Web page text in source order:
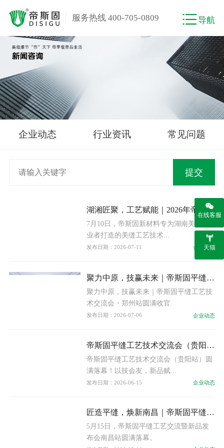
服务热线 400-705-0809 导航
企业动态 行业资讯 常见问题
湖湘匠聚，工艺赋能｜2026年帝斯固美缝工艺技术交流会（长沙站）成功举办！
7月10日，帝斯固新材料专为湖南美缝从
业者打造的美缝工艺技术...
发布日期：2026-07-11 企业动态
聚力中原，技赢未来｜帝斯固平缝工艺技术交流会・郑州站圆满收官
聚力中原，技赢未来｜帝斯固平缝工艺技
术交流会・郑州站圆满收官
发布日期：2026-07-06 企业动态
帝斯固平缝工艺技术交流会（贵阳站）圆满落幕！以技会友，新品赋能
帝斯固平缝工艺技术交流会（贵阳站）圆
满落幕！以技会友，新品赋...
发布日期：2026-06-15 企业动态
匠造平缝，焕新南昌｜帝斯固平缝工艺交流暨新品发布会圆满落幕
5月15日，帝斯固平缝工艺交流暨新品发
布会南昌站圆满落幕。
在线客服
天猫